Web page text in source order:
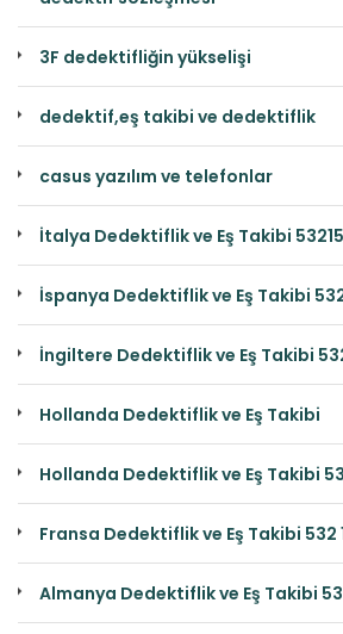
3F dedektifliğin yükselişi
dedektif,eş takibi ve dedektiflik
casus yazılım ve telefonlar
İtalya Dedektiflik ve Eş Takibi
İspanya Dedektiflik ve Eş Takibi
İngiltere Dedektiflik ve Eş Takibi
Hollanda Dedektiflik ve Eş Takibi
Hollanda Dedektiflik ve Eş Takibi
Fransa Dedektiflik ve Eş Takibi 532
Almanya Dedektiflik ve Eş Takibi